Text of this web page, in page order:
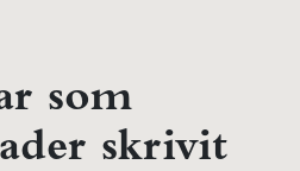
som
skrivit